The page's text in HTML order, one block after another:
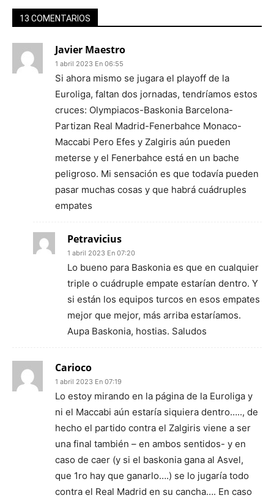
13 COMENTARIOS
Javier Maestro
1 abril 2023 En 06:55
Si ahora mismo se jugara el playoff de la
Euroliga, faltan dos jornadas, tendríamos estos
cruces: Olympiacos-Baskonia Barcelona-
Partizan Real Madrid-Fenerbahce Monaco-
Maccabi Pero Efes y Zalgiris aún pueden
meterse y el Fenerbahce está en un bache
peligroso. Mi sensación es que todavía pueden
pasar muchas cosas y que habrá cuádruples
empates
Petravicius
1 abril 2023 En 07:20
Lo bueno para Baskonia es que en cualquier
triple o cuádruple empate estarían dentro. Y
si están los equipos turcos en esos empates
mejor que mejor, más arriba estaríamos.
Aupa Baskonia, hostias. Saludos
Carioco
1 abril 2023 En 07:19
Lo estoy mirando en la página de la Euroliga y
ni el Maccabi aún estaría siquiera dentro….., de
hecho el partido contra el Zalgiris viene a ser
una final también – en ambos sentidos- y en
caso de caer (y si el baskonia gana al Asvel,
que 1ro hay que ganarlo….) se lo jugaría todo
contra el Real Madrid en su cancha…. En caso